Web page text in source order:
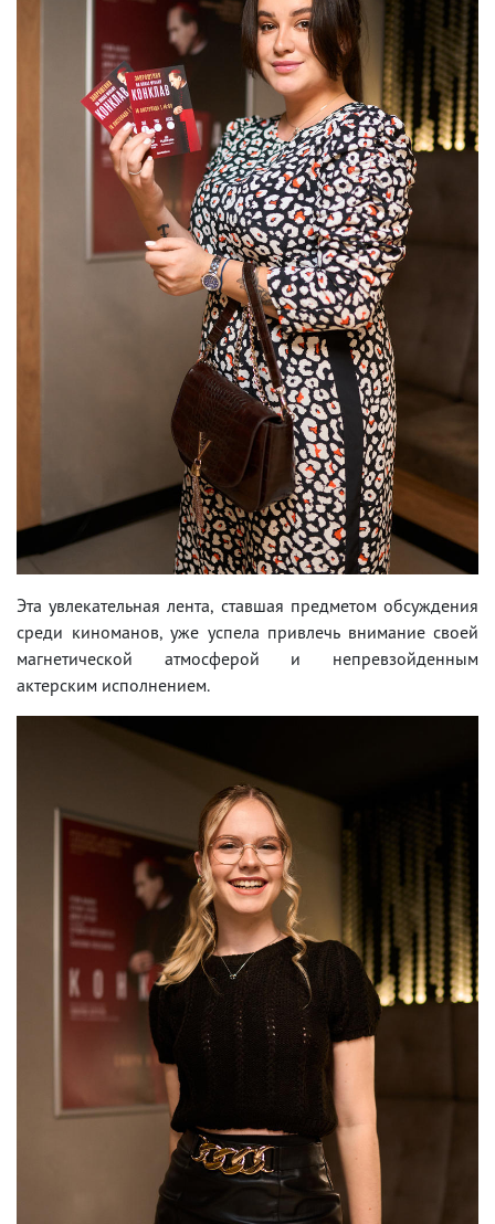
Эта увлекательная лента, ставшая предметом обсуждения
среди киноманов, уже успела привлечь внимание своей
магнетической атмосферой и непревзойденным
актерским исполнением.